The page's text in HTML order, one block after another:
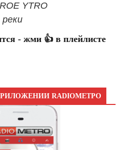
YTRO
реки
- жми 👍 в плейлисте
RADIOМЕТРО